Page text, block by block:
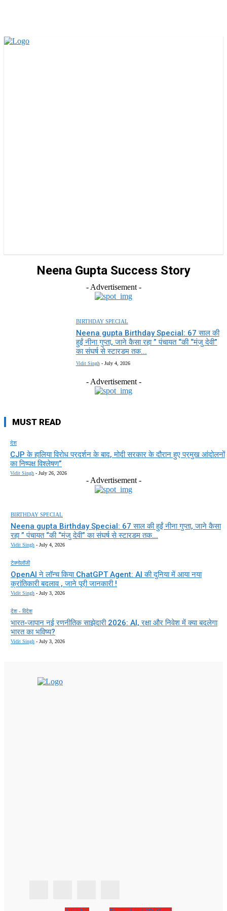
Neena Gupta Success Story
- Advertisement -
BIRTHDAY SPECIAL
Neena gupta Birthday Special: 67 साल की
हुईं नीना गुप्ता, जाने कैसा रहा ” पंचायत “की “मंजु देवी”
का संघर्ष से स्टारडम तक...
Vidit Singh - July 4, 2026
- Advertisement -
MUST READ
देश
CJP के हालिया विरोध प्रदर्शन के बाद, मोदी सरकार के दौरान हुए प्रमुख आंदोलनों
का निष्पक्ष विश्लेषण”
Vidit Singh - July 26, 2026
- Advertisement -
BIRTHDAY SPECIAL
Neena gupta Birthday Special: 67 साल की हुईं नीना गुप्ता, जाने कैसा
रहा ” पंचायत “की “मंजु देवी” का संघर्ष से स्टारडम तक...
Vidit Singh - July 4, 2026
टेक्नोलॉजी
OpenAI ने लॉन्च किया ChatGPT Agent: AI की दुनिया में आया नया
क्रांतिकारी बदलाव , जाने पूरी जानकारी !
Vidit Singh - July 3, 2026
देश - विदेश
भारत-जापान नई रणनीतिक साझेदारी 2026: AI, रक्षा और निवेश में क्या बदलेगा
भारत का भविष्य?
Vidit Singh - July 3, 2026